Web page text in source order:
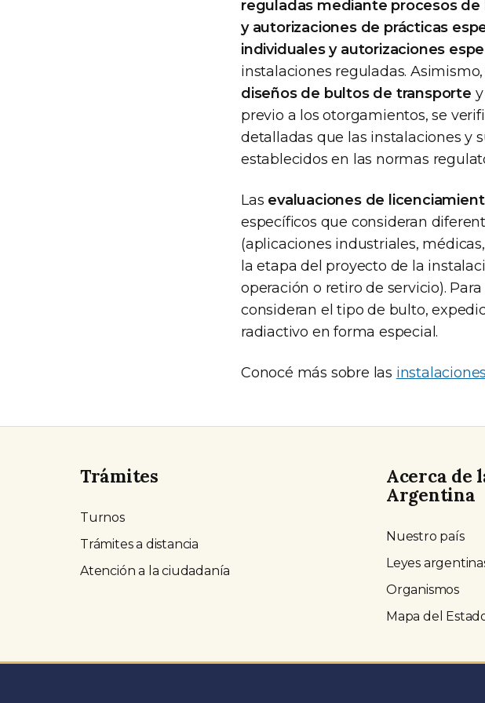
reguladas mediante procesos
y autorizaciones de prácticas
individuales y autorizaciones
instalaciones reguladas.
diseños de bultos de transporte
previo a los otorgamientos, se
detalladas que las instalaciones y
establecidos en las normas
Las evaluaciones de
específicos que consideran
(aplicaciones industriales,
la etapa del proyecto de la
operación o retiro de servicio).
consideran el tipo de bulto,
radiactivo en forma especial.
Conocé más sobre las
Trámites
Turnos
Trámites a distancia
Atención a la ciudadanía
Acerca de
Argentina
Nuestro país
Leyes
Organismos
Mapa del